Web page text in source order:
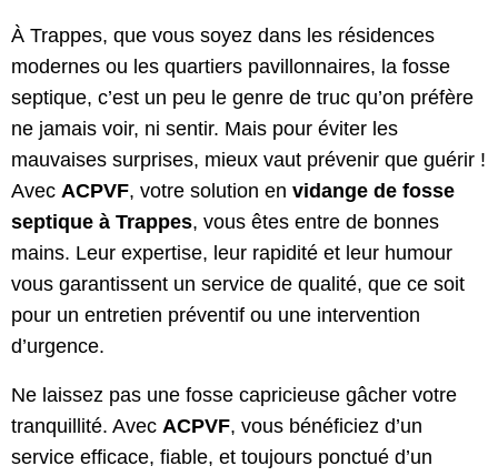
À Trappes, que vous soyez dans les résidences
modernes ou les quartiers pavillonnaires, la fosse
septique, c’est un peu le genre de truc qu’on préfère
ne jamais voir, ni sentir. Mais pour éviter les
mauvaises surprises, mieux vaut prévenir que guérir !
Avec ACPVF, votre solution en vidange de fosse
septique à Trappes, vous êtes entre de bonnes
mains. Leur expertise, leur rapidité et leur humour
vous garantissent un service de qualité, que ce soit
pour un entretien préventif ou une intervention
d’urgence.
Ne laissez pas une fosse capricieuse gâcher votre
tranquillité. Avec ACPVF, vous bénéficiez d’un
service efficace, fiable, et toujours ponctué d’un